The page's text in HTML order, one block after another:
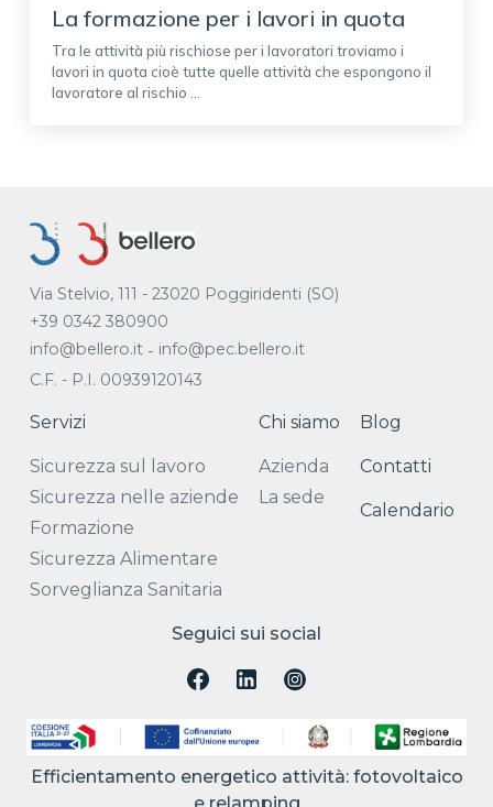
La formazione per i lavori in quota
Tra le attività più rischiose per i lavoratori troviamo i
lavori in quota cioè tutte quelle attività che espongono il
lavoratore al rischio ...
Via Stelvio, 111 - 23020 Poggiridenti (SO)
+39 0342 380900
info@bellero.it- info@pec.bellero.it
C.F. - P.I. 00939120143
Servizi
Sicurezza sul lavoro
Sicurezza nelle aziende
Formazione
Sicurezza Alimentare
Sorveglianza Sanitaria
Chi siamo
Azienda
La sede
Blog
Contatti
Calendario
Seguici sui social
Efficientamento energetico attività: fotovoltaico
e relamping